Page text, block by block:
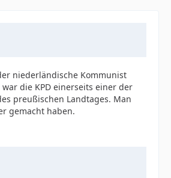
niederländische Kommunist
die KPD einerseits einer der
preußischen Landtages. Man
gemacht haben.